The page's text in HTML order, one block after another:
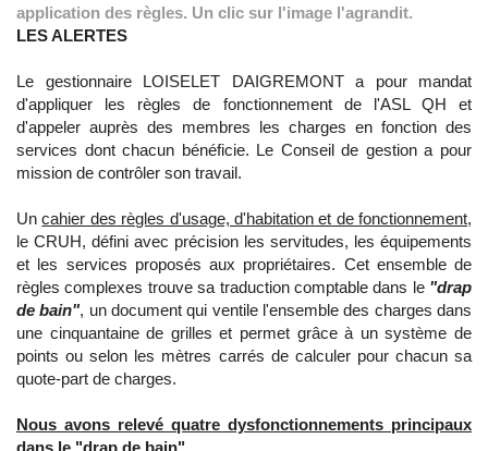
application des règles. Un clic sur l'image l'agrandit.
LES ALERTES
Le gestionnaire LOISELET DAIGREMONT a pour mandat
d'appliquer les règles de fonctionnement de l'ASL QH et
d'appeler auprès des membres les charges en fonction des
services dont chacun bénéficie. Le Conseil de gestion a pour
mission de contrôler son travail.
Uncahier des règles d'usage, d'habitation et de fonctionnement,
le CRUH, défini avec précision les servitudes, les équipements
et les services proposés aux propriétaires. Cet ensemble de
règles complexes trouve sa traduction comptable dans le "drap
de bain", un document qui ventile l'ensemble des charges dans
une cinquantaine de grilles et permet grâce à un système de
points ou selon les mètres carrés de calculer pour chacun sa
quote-part de charges.
Nous avons relevé quatre dysfonctionnements principaux
dans le "drap de bain".